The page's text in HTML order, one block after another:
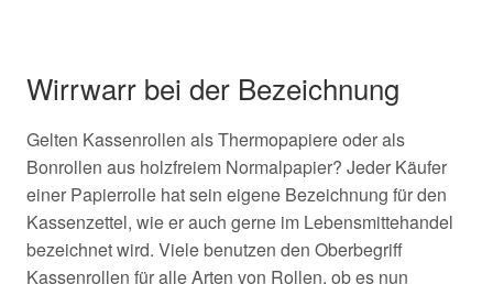
Wirrwarr bei der Bezeichnung
Gelten Kassenrollen als Thermopapiere oder als
Bonrollen aus holzfreiem Normalpapier? Jeder Käufer
einer Papierrolle hat sein eigene Bezeichnung für den
Kassenzettel, wie er auch gerne im Lebensmittehandel
bezeichnet wird. Viele benutzen den Oberbegriff
Kassenrollen für alle Arten von Rollen, ob es nun